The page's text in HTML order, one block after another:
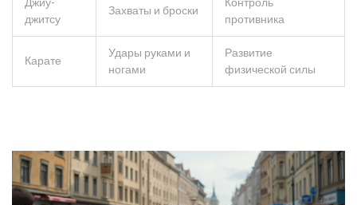
джитсу
Захваты и броски
противника
Карате
Удары руками и
ногами
Развитие
физической силы